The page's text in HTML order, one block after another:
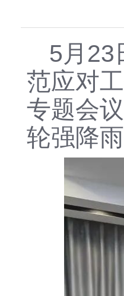
5月23
范应对
专题会
轮强降